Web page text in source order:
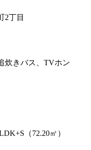
2丁目
炊きバス、TVホン
（72.20㎡）